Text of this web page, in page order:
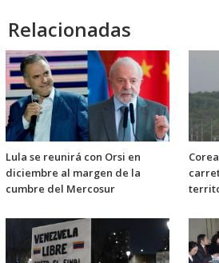
Relacionadas
Lula se reunirá con Orsi en
diciembre al margen de la
cumbre del Mercosur